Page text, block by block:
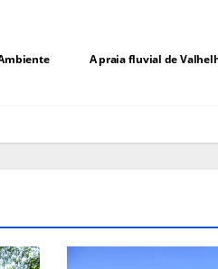
A praia fluvial de